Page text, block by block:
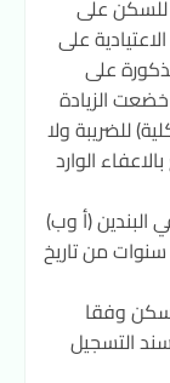
على
على
على
خضعت الزيادة
للضريبة ولا
الوارد
البندين (أ وب)
من تاريخ
وفقا
التسجيل